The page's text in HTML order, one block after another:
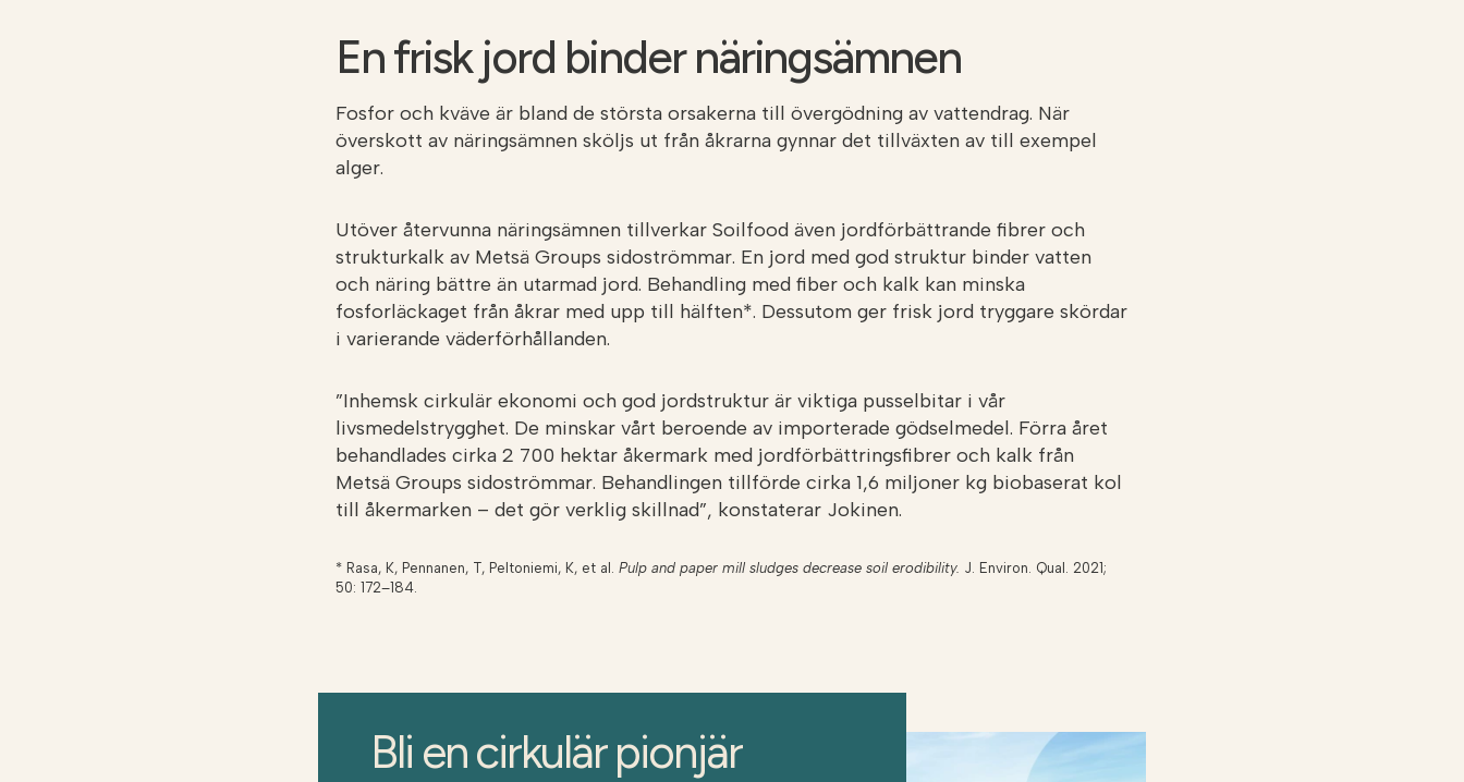
En frisk jord binder näringsämnen
Fosfor och kväve är bland de största orsakerna till övergödning av vattendrag. När
överskott av näringsämnen sköljs ut från åkrarna gynnar det tillväxten av till exempel
alger.
Utöver återvunna näringsämnen tillverkar Soilfood även jordförbättrande fibrer och
strukturkalk av Metsä Groups sidoströmmar. En jord med god struktur binder vatten
och näring bättre än utarmad jord. Behandling med fiber och kalk kan minska
fosforläckaget från åkrar med upp till hälften*. Dessutom ger frisk jord tryggare skördar
i varierande väderförhållanden.
”Inhemsk cirkulär ekonomi och god jordstruktur är viktiga pusselbitar i vår
livsmedelstrygghet. De minskar vårt beroende av importerade gödselmedel. Förra året
behandlades cirka 2 700 hektar åkermark med jordförbättringsfibrer och kalk från
Metsä Groups sidoströmmar. Behandlingen tillförde cirka 1,6 miljoner kg biobaserat kol
till åkermarken – det gör verklig skillnad”, konstaterar Jokinen.
* Rasa, K, Pennanen, T, Peltoniemi, K, et al. Pulp and paper mill sludges decrease soil erodibility. J. Environ. Qual. 2021;
50: 172–184.
Bli en cirkulär pionjär